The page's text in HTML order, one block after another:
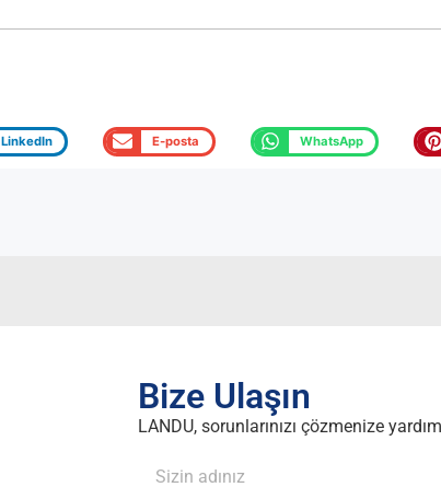
LinkedIn E-posta WhatsApp
Bize Ulaşın
LANDU, sorunlarınızı çözmenize